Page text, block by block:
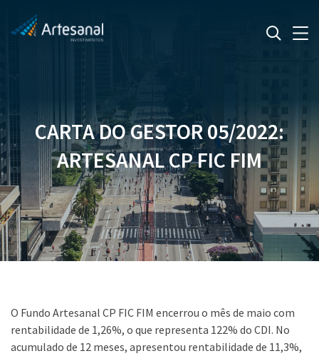
CARTA DO GESTOR 05/2022:
ARTESANAL CP FIC FIM
O Fundo Artesanal CP FIC FIM encerrou o mês de maio com
rentabilidade de 1,26%, o que representa 122% do CDI. No
acumulado de 12 meses, apresentou rentabilidade de 11,3%,